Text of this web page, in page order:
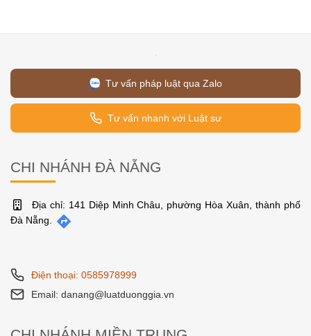
Địa chỉ: 141 Diệp Minh Châu, phường Hòa Xuân, thành phố
Đà Nẵng.